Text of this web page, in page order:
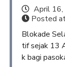
April
Posted
Blokade
tif sejak 13
k bagi